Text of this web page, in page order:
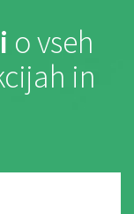
o vseh
in